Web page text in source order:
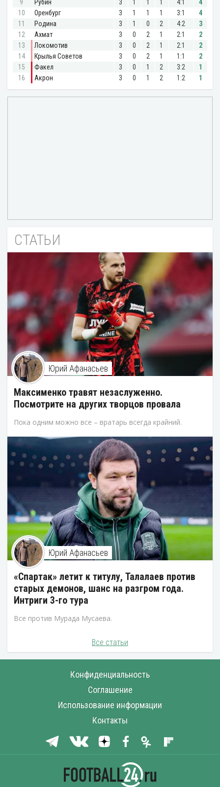
СТАТЬИ
Юрий Афанасьев
Максименко травят незаслуженно.
Посмотрите на других творцов провала
Пока одним можно все – вратарь всегда крайний.
Юрий Афанасьев
«Спартак» летит к титулу, Талалаев против
старых демонов, шанс на разгром года.
Интриги 3-го тура
Все против Мурада Мусаева.
Все статьи
Конфиденциальность
Соглашение
Использование информации
Контакты